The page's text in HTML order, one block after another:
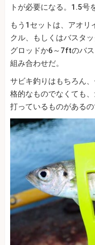
トが必要になる。1.5号
もう1セットは、アオリ
クル、もしくはバスタ
グロッドか6～7ftのバ
組み合わせだ。
サビキ釣りはもちろん
格的なものでなくても
打っているものがあるの